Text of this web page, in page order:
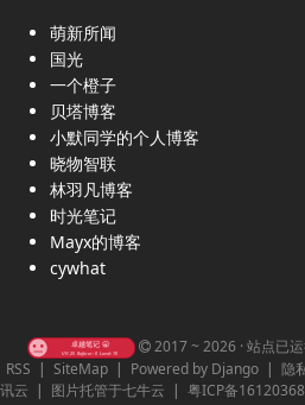
萌新所闻
国光
一个橙子
贝塔博客
小默同学的个人博客
晓物智联
林羽凡博客
时光笔记
Mayx的博客
cywhat
2017 ~ 2026 · 站点已
RSS | SiteMap | Powered by Django | 隐
讯云 | 图片托管于七牛云 | 粤ICP备